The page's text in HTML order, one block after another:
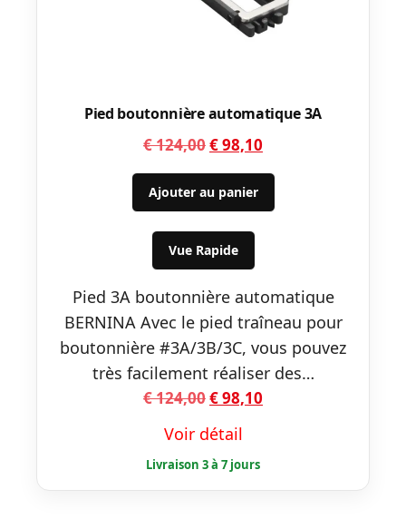
Pied boutonnière automatique 3A
€124,00Le
prix
initial
était :
€ 124,00.
€98,10
prix
est :
Ajouter au panier
Vue Rapide
Pied 3A boutonnière automatique
BERNINA Avec le pied traîneau pour
boutonnière #3A/3B/3C, vous pouvez
très facilement réaliser des…
€124,00Le
initial
était :
€ 124,00.
€98,10
€ 98,10.
Voir détail